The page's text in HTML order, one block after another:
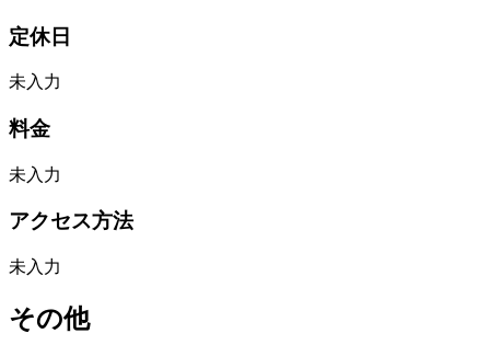
定休日
未入力
料金
未入力
アクセス方法
未入力
その他